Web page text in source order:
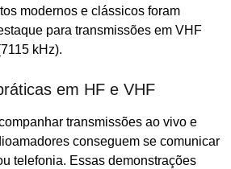
modernos e clássicos foram
para transmissões em VHF
kHz).
em HF e VHF
transmissões ao vivo e
conseguem se comunicar
telefonia. Essas demonstrações